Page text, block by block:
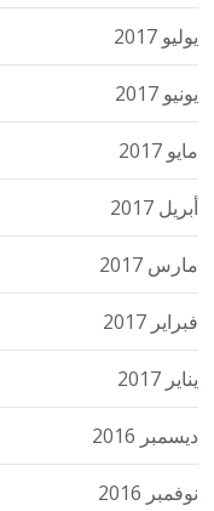
يوليو 2017
يونيو 2017
مايو 2017
أبريل 2017
مارس 2017
فبراير 2017
يناير 2017
ديسمبر 2016
نوفمبر 2016